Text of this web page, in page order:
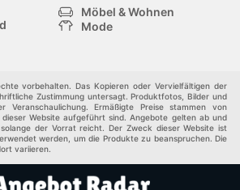
Möbel & Wohnen
Mode
Andere
vorbehalten. Das Kopieren oder Vervielfältigen der
Zustimmung untersagt. Produktfotos, Bilder und
Veranschaulichung. Ermäßigte Preise stammen von
Website aufgeführt sind. Angebote gelten ab und
der Vorrat reicht. Der Zweck dieser Website ist
werden, um die Produkte zu beanspruchen. Die
variieren.